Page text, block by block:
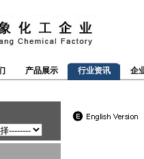
产品展示 行业资讯 企